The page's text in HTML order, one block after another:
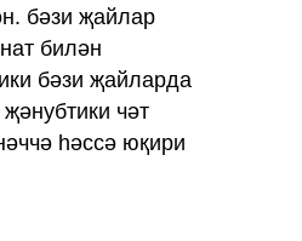
бәзи җайлар
билән
бәзи җайларда
чәт
һәссә юқири